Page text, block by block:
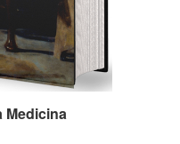
Medicina